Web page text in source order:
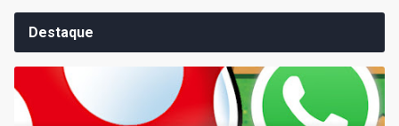
Destaque